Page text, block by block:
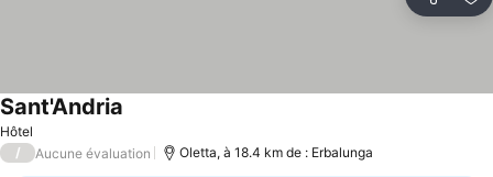
Partager
Hôtel
Sant'Andria
/ Aucune évaluation Oletta, à 18.4 km de : Erbalunga